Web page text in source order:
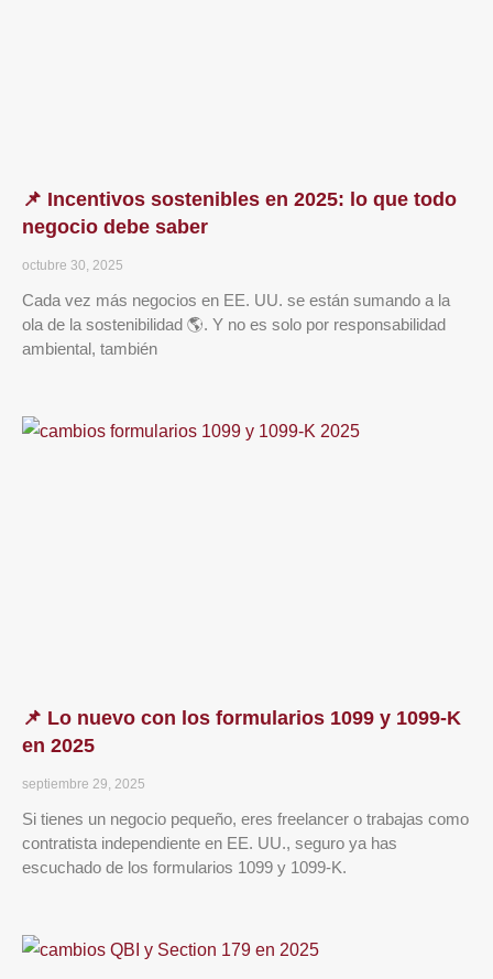
📌 Incentivos sostenibles en 2025: lo que todo
negocio debe saber
octubre 30, 2025
Cada vez más negocios en EE. UU. se están sumando a la
ola de la sostenibilidad 🌎. Y no es solo por responsabilidad
ambiental, también
📌 Lo nuevo con los formularios 1099 y 1099-K
en 2025
septiembre 29, 2025
Si tienes un negocio pequeño, eres freelancer o trabajas como
contratista independiente en EE. UU., seguro ya has
escuchado de los formularios 1099 y 1099-K.